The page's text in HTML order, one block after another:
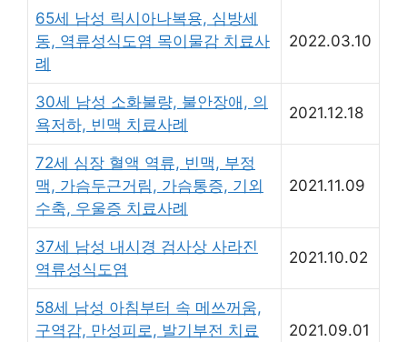
65세 남성 릭시아나복용, 심방세
동, 역류성식도염 목이물감 치료사
례
2022.03.10
30세 남성 소화불량, 불안장애, 의
욕저하, 빈맥 치료사례
2021.12.18
72세 심장 혈액 역류, 빈맥, 부정
맥, 가슴두근거림, 가슴통증, 기외
수축, 우울증 치료사례
2021.11.09
37세 남성 내시경 검사상 사라진
역류성식도염
2021.10.02
58세 남성 아침부터 속 메쓰꺼움,
구역감, 만성피로, 발기부전 치료
2021.09.01